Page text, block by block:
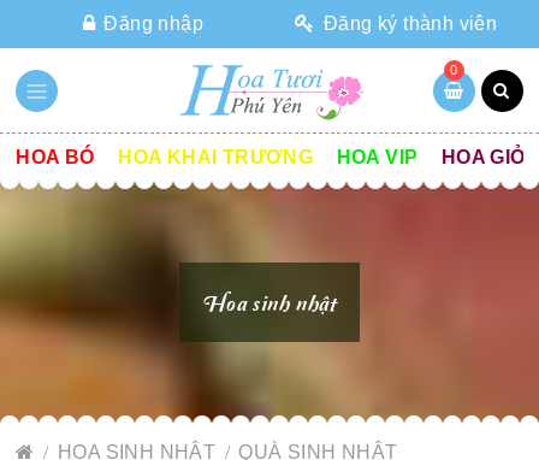
Đăng nhập Đăng ký thành viên
0
HOA BÓ HOA KHAI TRƯƠNG HOA VIP HOA GIỎ
Hoa sinh nhật
HOA SINH NHẬT QUÀ SINH NHẬT